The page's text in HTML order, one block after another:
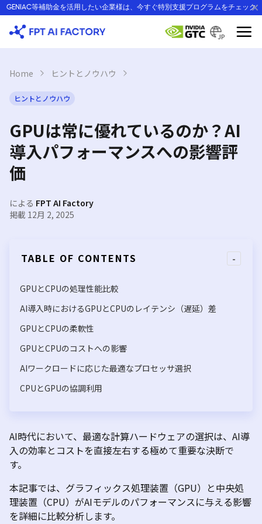
Skip
content
GENIAC等補助金を活用したい企業様は、今すぐ特別支援プログラムをチェック
JP
Home › ヒントとノウハウ ›
ヒントとノウハウ
GPUは常に優れているのか？AI
導入パフォーマンスへの影響評
価
による FPT AI Factory
掲載 12月 2, 2025
TABLE OF CONTENTS -
GPUとCPUの処理性能比較
AI導入時におけるGPUとCPUのレイテンシ（遅延）差
GPUとCPUの柔軟性
GPUとCPUのコストへの影響
AIワークロードに応じた最適なプロセッサ選択
CPUとGPUの協調利用
AI時代において、最適な計算ハードウェアの選択は、 AI導
入の効率とコストを直接左右する極めて重要な決断で
す。
本記事では、グラフィックス処理装置（GPU）と中央処
理装置（CPU）がAIモデルのパフォーマンスに与える影響
を詳細に比較分析します。